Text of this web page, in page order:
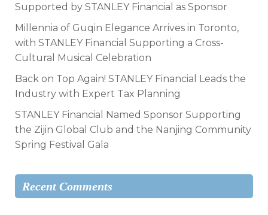
Supported by STANLEY Financial as Sponsor
Millennia of Guqin Elegance Arrives in Toronto,
with STANLEY Financial Supporting a Cross-
Cultural Musical Celebration
Back on Top Again! STANLEY Financial Leads the
Industry with Expert Tax Planning
STANLEY Financial Named Sponsor Supporting
the Zijin Global Club and the Nanjing Community
Spring Festival Gala
Recent Comments